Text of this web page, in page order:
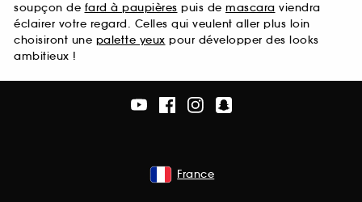
soupçon de fard à paupières puis de mascara viendra
éclairer votre regard. Celles qui veulent aller plus loin
choisiront une palette yeux pour développer des looks
ambitieux !
France